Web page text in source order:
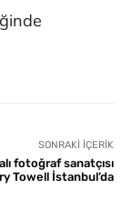
SONRAKI İÇERIK
fotoğraf sanatçısı
Towell İstanbul’da